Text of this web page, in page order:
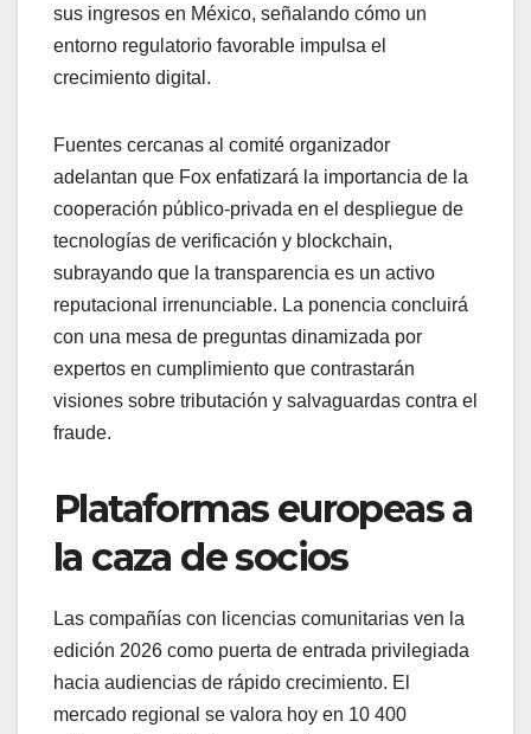
sus ingresos en México, señalando cómo un
entorno regulatorio favorable impulsa el
crecimiento digital.
Fuentes cercanas al comité organizador
adelantan que Fox enfatizará la importancia de la
cooperación público-privada en el despliegue de
tecnologías de verificación y blockchain,
subrayando que la transparencia es un activo
reputacional irrenunciable. La ponencia concluirá
con una mesa de preguntas dinamizada por
expertos en cumplimiento que contrastarán
visiones sobre tributación y salvaguardas contra el
fraude.
Plataformas europeas a
la caza de socios
Las compañías con licencias comunitarias ven la
edición 2026 como puerta de entrada privilegiada
hacia audiencias de rápido crecimiento. El
mercado regional se valora hoy en 10 400